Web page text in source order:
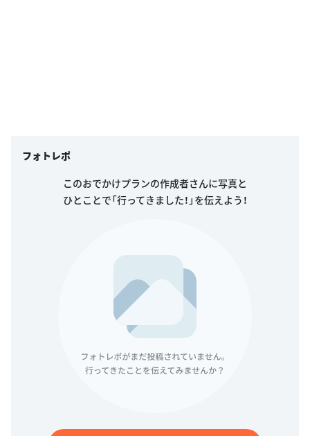
フォトレポ
このおでかけプランの作成者さんに写真と
ひとことで「行ってきました！」を伝えよう！